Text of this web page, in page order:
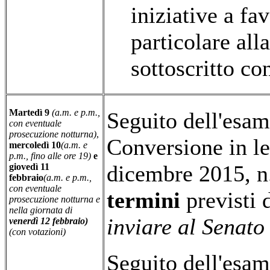
iniziative a
particolare
sottoscritto
Martedì 9 (a.m. e p.m.,
con eventuale
prosecuzione notturna),
mercoledì 10(a.m. e
p.m., fino alle ore 19) e
giovedì 11
febbraio(a.m. e p.m.,
con eventuale
prosecuzione notturna e
nella giornata di
venerdì 12 febbraio)
(con votazioni)
Seguito
Conversione in
dicembre 2015,
termini previsti
inviare al
Seguito